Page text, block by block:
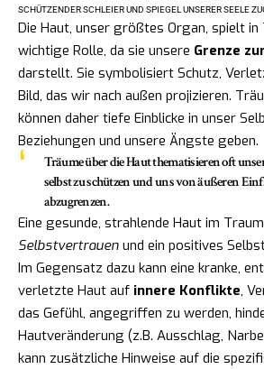
SCHÜTZENDER SCHLEIER UND SPIEGEL UNSERER SEELE
Die Haut, unser größtes Organ, spielt in
wichtige Rolle, da sie unsere Grenze
darstellt. Sie symbolisiert Schutz,
Bild, das wir nach außen projizieren.
können daher tiefe Einblicke in unser
Beziehungen und unsere Ängste geben.
Träume über die Haut thematisieren oft
selbst zu schützen und uns von äußeren
abzugrenzen.
Eine gesunde, strahlende Haut im
Selbstvertrauen und ein positives
Im Gegensatz dazu kann eine kranke,
verletzte Haut auf innere Konflikte,
das Gefühl, angegriffen zu werden,
Hautveränderung (z.B. Ausschlag,
kann zusätzliche Hinweise auf die